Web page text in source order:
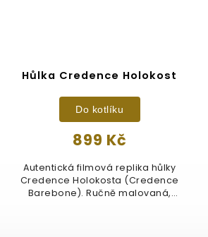
Hůlka Credence Holokost
899 Kč
Do kotlíku
Autentická filmová replika hůlky
Credence Holokosta (Credence
Barebone). Ručně malovaná,